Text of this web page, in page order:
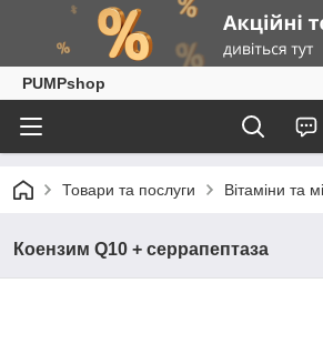
PUMPshop
Товари та послуги Вітаміни та
Коензим Q10 + серрапептаза